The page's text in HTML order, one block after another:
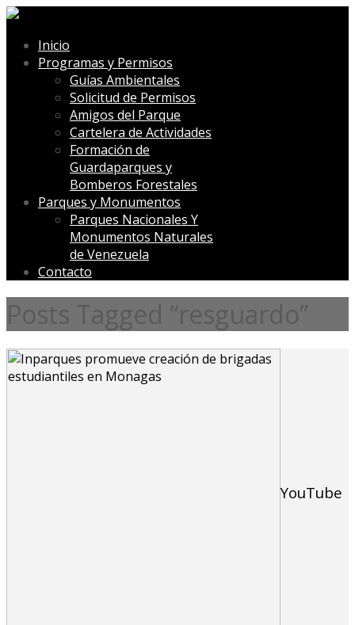
Inicio
Programas y Permisos
Guías Ambientales
Solicitud de Permisos
Amigos del Parque
Cartelera de Actividades
Formación de
Guardaparques y
Bomberos Forestales
Parques y Monumentos
Parques Nacionales Y
Monumentos Naturales
de Venezuela
Contacto
Posts Tagged “resguardo”
YouTube